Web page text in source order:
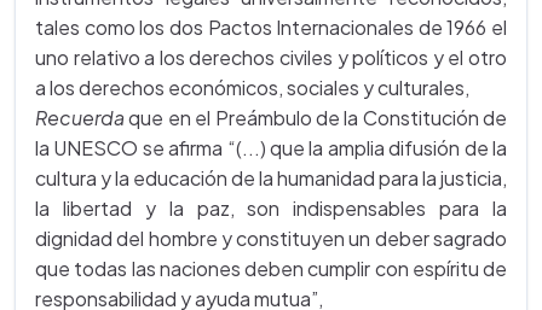
tales como los dos Pactos Internacionales de 1966 el
uno relativo a los derechos civiles y políticos y el otro
a los derechos económicos, sociales y culturales,
Recuerdaque en el Preámbulo de la Constitución de
la UNESCO se afirma “(...) que la amplia difusión de la
cultura y la educación de la humanidad para la justicia,
la libertad y la paz, son indispensables para la
dignidad del hombre y constituyen un deber sagrado
que todas las naciones deben cumplir con espíritu de
responsabilidad y ayuda mutua”,